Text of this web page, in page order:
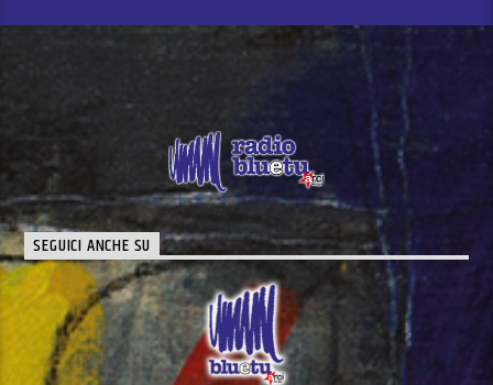
SEGUICI ANCHE SU